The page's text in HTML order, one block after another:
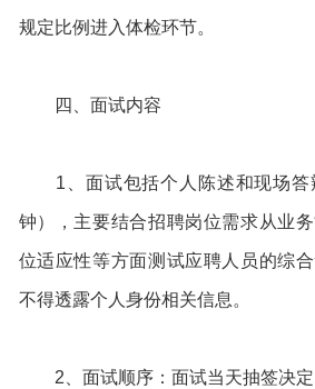
规定比例进入体检环节。
四、面试内容
1、面试包括个人陈述和现场答
钟），主要结合招聘岗位需求从业
位适应性等方面测试应聘人员的综
不得透露个人身份相关信息。
2、面试顺序：面试当天抽签决定